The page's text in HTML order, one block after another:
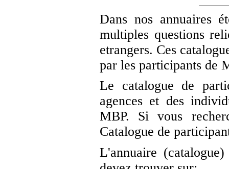
Dans nos annuaires
multiples questions
etrangers. Ces
par les participants de
Le catalogue de
agences et des
MBP. Si vous
Catalogue de
L'annuaire